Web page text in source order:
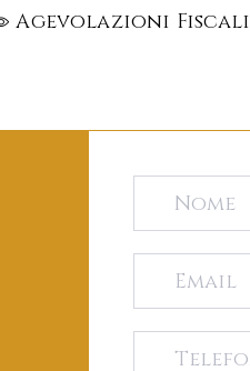
Agevolazioni Fiscali